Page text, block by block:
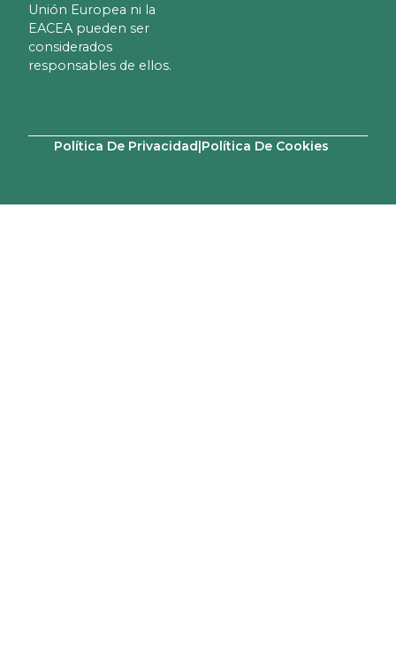
Unión Europea ni la
EACEA pueden ser
considerados
responsables de ellos.
Política De Privacidad|Política De Cookies